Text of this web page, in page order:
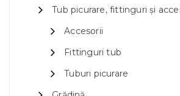
Tub picurare, fittinguri și
Accesorii
Fittinguri tub
Tuburi picurare